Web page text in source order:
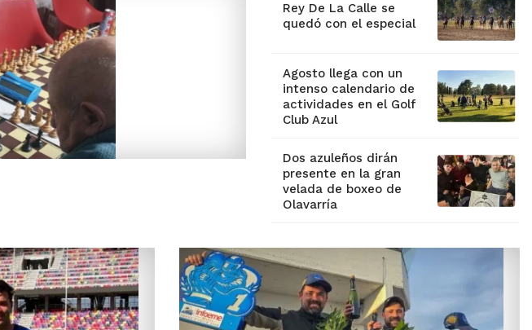
Rey De La Calle se
quedó con el especial
Agosto llega con un
intenso calendario de
actividades en el Golf
Club Azul
Dos azuleños dirán
presente en la gran
velada de boxeo de
Olavarría